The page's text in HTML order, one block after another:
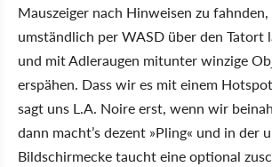
Mauszeiger nach Hinweisen zu
umständlich per WASD über den Tatort
und mit Adleraugen mitunter winzige
erspähen. Dass wir es mit einem
sagt uns L.A. Noire erst, wenn wir
dann macht’s dezent »Pling« und in der
Bildschirmecke taucht eine optional